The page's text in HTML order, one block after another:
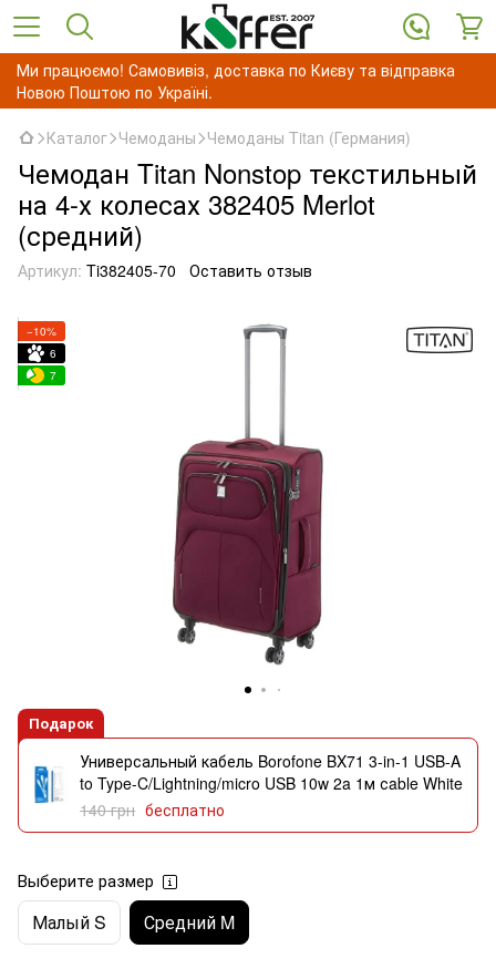
Ми працюємо! Самовивіз, доставка по Києву та відправка
Новою Поштою по Україні.
Каталог Чемоданы Чемоданы Titan (Германия)
Чемодан Titan Nonstop текстильный
на 4-х колесах 382405 Merlot
(средний)
Артикул: Ti382405-70 Оставить отзыв
−10%
6
7
Подарок
Универсальный кабель Borofone BX71 3-in-1 USB-A
to Type-C/Lightning/micro USB 10w 2a 1м сable White
140 грн бесплатно
Выберите размер
Малый S Средний M